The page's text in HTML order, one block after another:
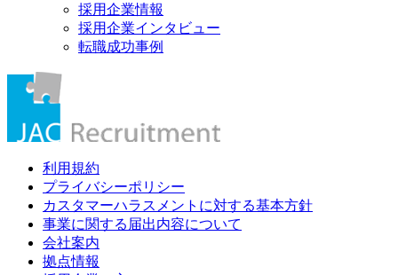
採用企業情報
採用企業インタビュー
転職成功事例
利用規約
プライバシーポリシー
カスタマーハラスメントに対する基本方針
事業に関する届出内容について
会社案内
拠点情報